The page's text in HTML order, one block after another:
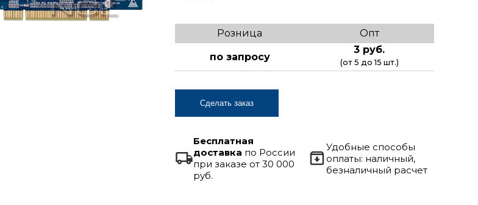
Розница Опт
по запросу
3 руб.
(от 5 до 15 шт.)
Сделать заказ
Бесплатная
доставка по России
при заказе от 30 000
руб.
Удобные способы
оплаты: наличный,
безналичный расчет